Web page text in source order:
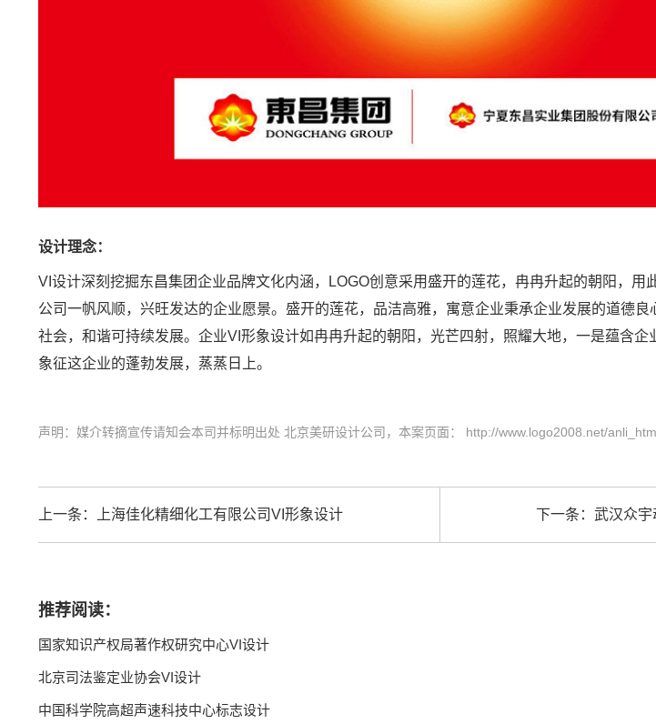
设计理念：
VI设计深刻挖掘东昌集团企业品牌文化内涵，LOGO创意采用盛开的莲花，冉冉升起的朝阳，用
公司一帆风顺，兴旺发达的企业愿景。盛开的莲花，品洁高雅，寓意企业秉承企业发展的道德
社会，和谐可持续发展。企业VI形象设计如冉冉升起的朝阳，光芒四射，照耀大地，一是蕴含企
象征这企业的蓬勃发展，蒸蒸日上。
声明：媒介转摘宣传请知会本司并标明出处 北京美研设计公司，本案页面： http://www.logo2008.net/
上一条： 上海佳化精细化工有限公司VI形象设计 下一条： 武汉众宇
推荐阅读：
国家知识产权局著作权研究中心VI设计
北京司法鉴定业协会VI设计
中国科学院高超声速科技中心标志设计